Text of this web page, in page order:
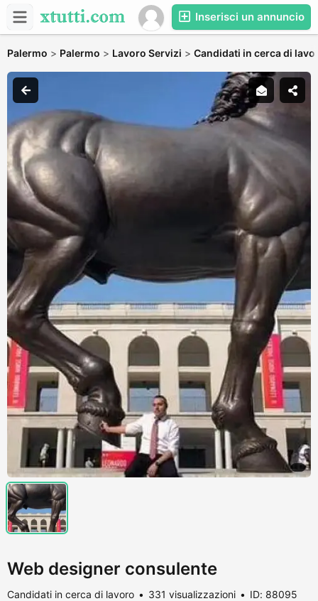
Inserisci un annuncio
Palermo > Palermo > Lavoro Servizi > Candidati in cerca di
Web designer consulente
Candidati in cerca di lavoro 331 visualizzazioni ID: 88095